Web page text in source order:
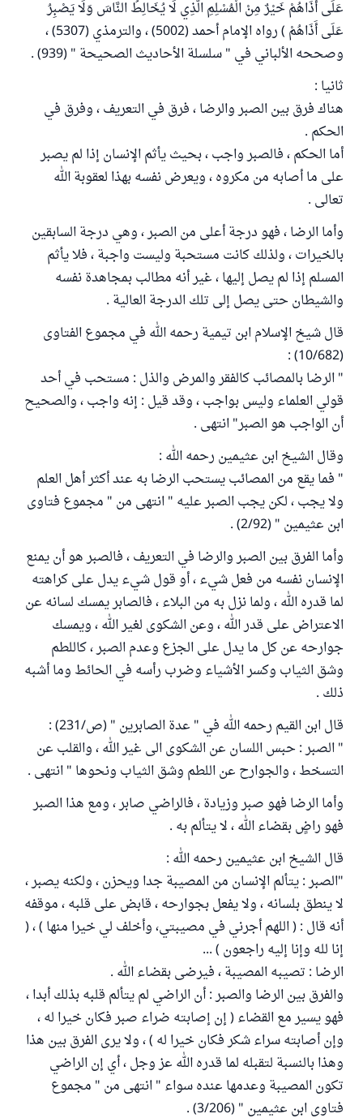
عَلَى أَذَاهُمْ خَيْرٌ مِنْ الْمُسْلِمِ الَّذِي لَا يُخَالِطُ النَّاسَ وَلَا يَصْبِرُ
عَلَى أَذَاهُمْ ) رواه الإمام أحمد (5002) ، والترمذي (5307) ،
وصححه الألباني في " سلسلة الأحاديث الصحيحة " (939) .
ثانيا :
هناك فرق بين الصبر والرضا ، فرق في التعريف ، وفرق في
الحكم .
أما الحكم ، فالصبر واجب ، بحيث يأثم الإنسان إذا لم يصبر
على ما أصابه من مكروه ، ويعرض نفسه بهذا لعقوبة الله
تعالى .
وأما الرضا ، فهو درجة أعلى من الصبر ، وهي درجة السابقين
بالخيرات ، ولذلك كانت مستحبة وليست واجبة ، فلا يأثم
المسلم إذا لم يصل إليها ، غير أنه مطالب بمجاهدة نفسه
والشيطان حتى يصل إلى تلك الدرجة العالية .
قال شيخ الإسلام ابن تيمية رحمه الله في مجموع الفتاوى
(10/682) :
" الرضا بالمصائب كالفقر والمرض والذل : مستحب في أحد
قولي العلماء وليس بواجب ، وقد قيل : إنه واجب ، والصحيح
أن الواجب هو الصبر" انتهى .
وقال الشيخ ابن عثيمين رحمه الله :
" فما يقع من المصائب يستحب الرضا به عند أكثر أهل العلم
ولا يجب ، لكن يجب الصبر عليه " انتهى من " مجموع فتاوى
ابن عثيمين " (2/92) .
وأما الفرق بين الصبر والرضا في التعريف ، فالصبر هو أن يمنع
الإنسان نفسه من فعل شيء ، أو قول شيء يدل على كراهته
لما قدره الله ، ولما نزل به من البلاء ، فالصابر يمسك لسانه عن
الاعتراض على قدر الله ، وعن الشكوى لغير الله ، ويمسك
جوارحه عن كل ما يدل على الجزع وعدم الصبر ، كاللطم
وشق الثياب وكسر الأشياء وضرب رأسه في الحائط وما أشبه
ذلك .
قال ابن القيم رحمه الله في " عدة الصابرين " (ص/231) :
" الصبر : حبس اللسان عن الشكوى الى غير الله ، والقلب عن
التسخط ، والجوارح عن اللطم وشق الثياب ونحوها " انتهى .
وأما الرضا فهو صبر وزيادة ، فالراضي صابر ، ومع هذا الصبر
فهو راضٍ بقضاء الله ، لا يتألم به .
قال الشيخ ابن عثيمين رحمه الله :
"الصبر : يتألم الإنسان من المصيبة جدا ويحزن ، ولكنه يصبر ،
لا ينطق بلسانه ، ولا يفعل بجوارحه ، قابض على قلبه ، موقفه
أنه قال : ( اللهم أجرني في مصيبتي، وأخلف لي خيرا منها ) ، (
إنا لله وإنا إليه راجعون ) ...
الرضا : تصيبه المصيبة ، فيرضى بقضاء الله .
والفرق بين الرضا والصبر : أن الراضي لم يتألم قلبه بذلك أبدا ،
فهو يسير مع القضاء ( إن إصابته ضراء صبر فكان خيرا له ،
وإن أصابته سراء شكر فكان خيرا له ) ، ولا يرى الفرق بين هذا
وهذا بالنسبة لتقبله لما قدره الله عز وجل ، أي إن الراضي
تكون المصيبة وعدمها عنده سواء " انتهى من " مجموع
فتاوى ابن عثيمين " (3/206) .